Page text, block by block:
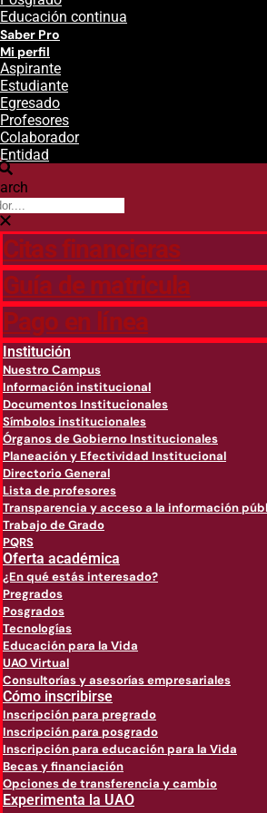
Educación continua
Saber Pro
Mi perfil
Aspirante
Estudiante
Egresado
Profesores
Colaborador
Entidad
Citas financieras
Guía de matricula
Pago en línea
Institución
Nuestro Campus
Información institucional
Documentos Institucionales
Símbolos institucionales
Órganos de Gobierno Institucionales
Planeación y Efectividad Institucional
Directorio General
Lista de profesores
Transparencia y acceso a la información
Trabajo de Grado
PQRS
Oferta académica
¿En qué estás interesado?
Pregrados
Posgrados
Tecnologías
Educación para la Vida
UAO Virtual
Consultorías y asesorías empresariales
Cómo inscribirse
Inscripción para pregrado
Inscripción para posgrado
Inscripción para educación para la Vida
Becas y financiación
Opciones de transferencia y cambio
Experimenta la UAO